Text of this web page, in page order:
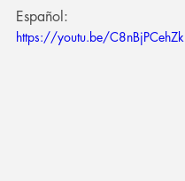
Español:
https://youtu.be/C8nBjPCehZk